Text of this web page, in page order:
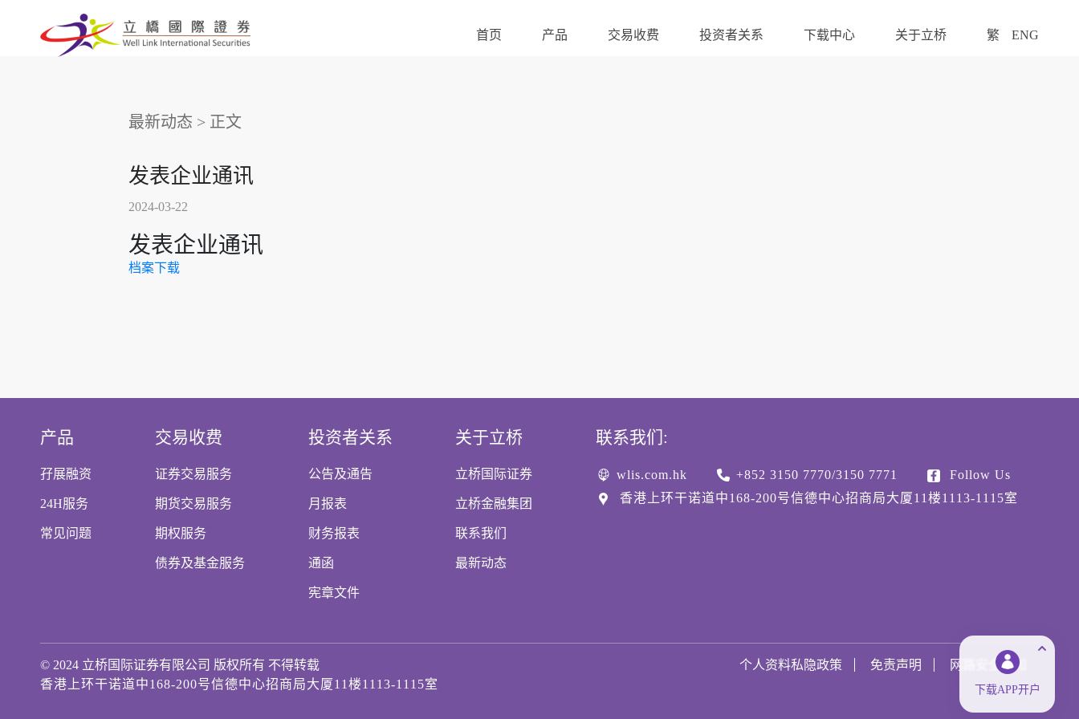
首页 产品 交易收费 投资者关系 下载中心 关于立桥 繁 ENG
最新动态 > 正文
发表企业通讯
2024-03-22
发表企业通讯
档案下载
下载APP开户
产品
孖展融资
24H服务
常见问题
交易收费
证券交易服务
期货交易服务
期权服务
债券及基金服务
投资者关系
公告及通告
月报表
财务报表
通函
宪章文件
关于立桥
立桥国际证券
立桥金融集团
联系我们
最新动态
联系我们:
wlis.com.hk +852 3150 7770/3150 7771
Follow Us
香港上环干诺道中168-200号信德中心招商局大厦11楼1113-1115室
© 2024 立桥国际证券有限公司 版权所有 不得转载
香港上环干诺道中168-200号信德中心招商局大厦11楼1113-1115室
个人资料私隐政策 免责声明 网路安全须知